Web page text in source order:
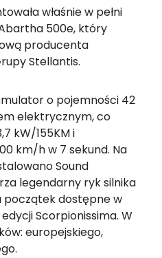
właśnie w pełni
500e, który
producenta
Stellantis.
o pojemności 42
elektrycznym, co
kW/155KM i
km/h w 7 sekund. Na
Sound
legendarny ryk silnika
początek dostępne w
Scorpionissima. W
europejskiego,